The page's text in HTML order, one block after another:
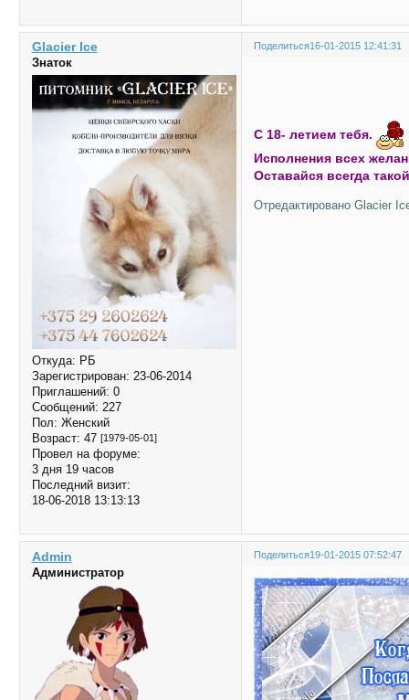
Поделиться16-01-2015 12:41:31
Glacier Ice
Знаток
Откуда: РБ
Зарегистрирован: 23-06-2014
Приглашений: 0
Сообщений: 227
Пол: Женский
Возраст: 47 [1979-05-01]
Провел на форуме:
3 дня 19 часов
Последний визит:
18-06-2018 13:13:13
С 18- летием тебя.
Исполнения всех
Оставайся всегда
Отредактировано Glacier
Поделиться19-01-2015 07:52:47
Admin
Администратор